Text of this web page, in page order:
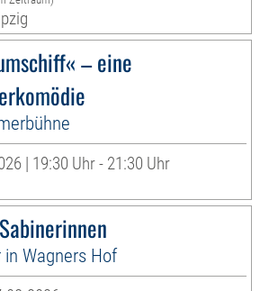
– eine
| 19:30 Uhr - 21:30 Uhr
Wagners Hof